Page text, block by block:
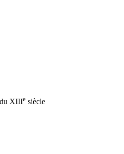
du XIIIe siècle